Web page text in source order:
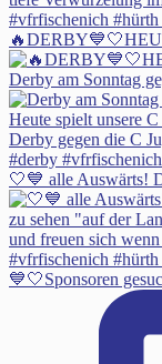
Derby am Sonntag
🤍💙 alle Auswärts!
💙🤍Sponsoren